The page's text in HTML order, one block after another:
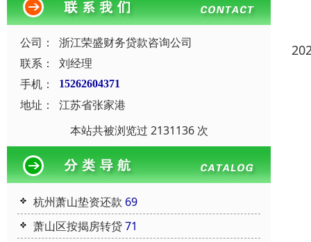
公司：
浙江荣盛财务贷款咨询公司
联系：
刘经理
手机：
15262604371
地址：
江苏省张家港
本站共被浏览过 2131136 次
杭州萧山垫资还款 69
萧山区按揭房转贷71